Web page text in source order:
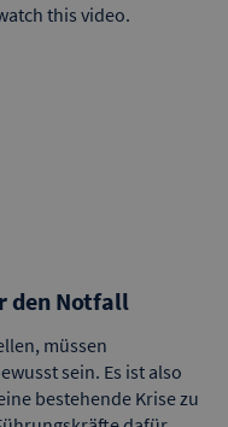
this video.
den Notfall
müssen
sein. Es ist also
bestehende Krise zu